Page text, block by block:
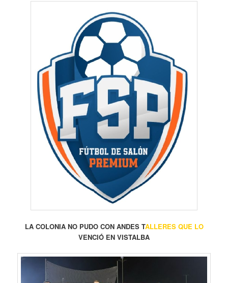
LA COLONIA NO PUDO CON ANDES TALLERES QUE LO
VENCIÓ EN VISTALBA